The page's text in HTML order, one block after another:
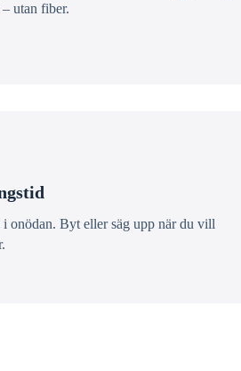
utan fiber.
onödan. Byt eller säg upp när du vill